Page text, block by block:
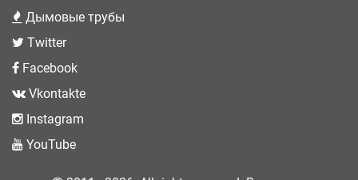
Дымовые трубы
Twitter
Facebook
Vkontakte
Instagram
YouTube